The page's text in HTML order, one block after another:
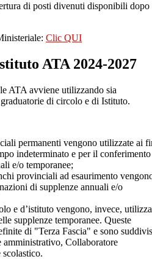
di posti divenuti disponibili
Clic QUI
ATA 2024-2027
ATA avviene utilizzando sia
di circolo e di Istituto.
permanenti vengono utilizzate ai
indeterminato e per il conferimento
e/o temporanee;
provinciali ad esaurimento
di supplenze annuali e/o
e d’istituto vengono, invece,
supplenze temporanee. Queste
di "Terza Fascia" e sono
amministrativo, Collaboratore
scolastico.